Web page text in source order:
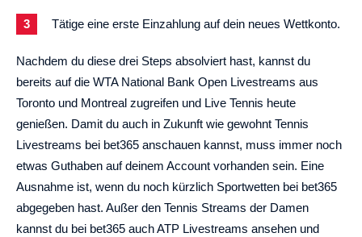
Tätige eine erste Einzahlung auf dein neues Wettkonto.
Nachdem du diese drei Steps absolviert hast, kannst du
bereits auf die WTA National Bank Open Livestreams aus
Toronto und Montreal zugreifen und Live Tennis heute
genießen. Damit du auch in Zukunft wie gewohnt Tennis
Livestreams bei bet365 anschauen kannst, muss immer noch
etwas Guthaben auf deinem Account vorhanden sein. Eine
Ausnahme ist, wenn du noch kürzlich Sportwetten bei bet365
abgegeben hast. Außer den Tennis Streams der Damen
kannst du bei bet365 auch ATP Livestreams ansehen und